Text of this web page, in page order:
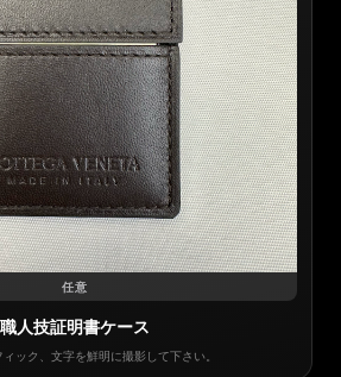
任意
職人技証明書ケース
ック、文字を鮮明に撮影して下さい。